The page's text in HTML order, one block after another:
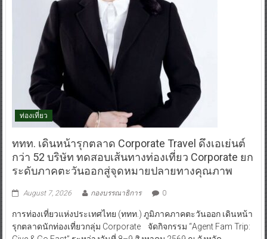
ท่องเที่ยว
ททท. เดินหน้ารุกตลาด Corporate Travel ดึงเอเย่นต์
กว่า 52 บริษัท ทดสอบเส้นทางท่องเที่ยว Corporate ยก
ระดับภาคตะวันออกสู่จุดหมายปลายทางคุณภาพ
August 7, 2026 กองบรรณาธิการ 0
การท่องเที่ยวแห่งประเทศไทย (ททท.) ภูมิภาคภาคตะวันออก เดินหน้า
รุกตลาดนักท่องเที่ยวกลุ่ม Corporate จัดกิจกรรม “Agent Fam Trip: